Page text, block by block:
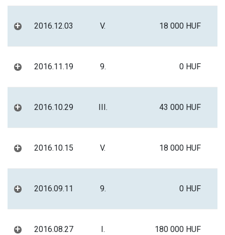
+ 2016.12.03 V. 18 000 HUF
+ 2016.11.19 9. 0 HUF
+ 2016.10.29 III. 43 000 HUF
+ 2016.10.15 V. 18 000 HUF
+ 2016.09.11 9. 0 HUF
+ 2016.08.27 I. 180 000 HUF